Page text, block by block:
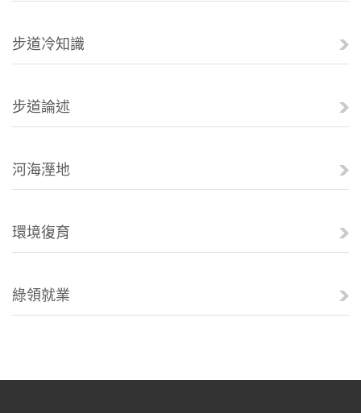
步道冷知識
步道論述
河海溼地
環境復育
綠領就業